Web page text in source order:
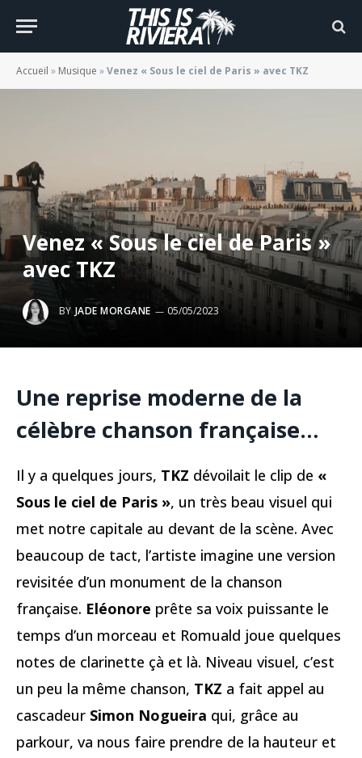
Accueil » Musique »Venez « Sous le ciel de Paris » avec TKZ
Venez « Sous le ciel de Paris »
avec TKZ
BY JADE MORGANE 05/05/2023
Une reprise moderne de la
célèbre chanson française…
Il y a quelques jours, TKZ dévoilait le clip de «
Sous le ciel de Paris », un très beau visuel qui
met notre capitale au devant de la scène. Avec
beaucoup de tact, l’artiste imagine une version
revisitée d’un monument de la chanson
française. Eléonore prête sa voix puissante le
temps d’un morceau et Romuald joue quelques
notes de clarinette çà et là. Niveau visuel, c’est
un peu la même chanson, TKZ a fait appel au
cascadeur Simon Nogueira qui, grâce au
parkour, va nous faire prendre de la hauteur et